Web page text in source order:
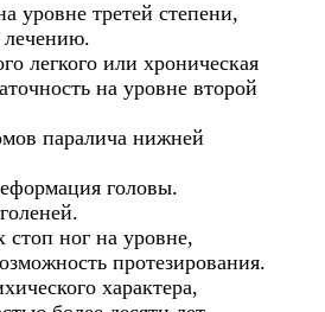
уровне третей степени,
легкого или хроническая
на уровне второй
паралича нижней
головы.
ног на уровне,
протезирования.
характера,